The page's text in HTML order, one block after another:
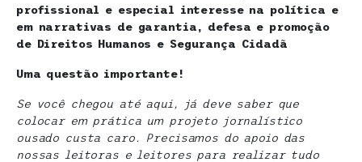
profissional e especial interesse na política e
em narrativas de garantia, defesa e promoção
de Direitos Humanos e Segurança Cidadã
Uma questão importante!
Se você chegou até aqui, já deve saber que
colocar em prática um projeto jornalístico
ousado custa caro. Precisamos do apoio das
nossas leitoras e leitores para realizar tudo